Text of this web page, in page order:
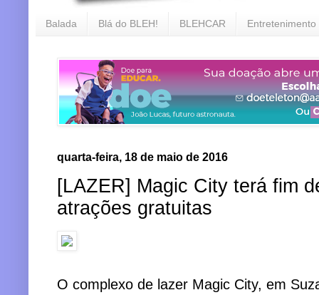
Balada Blá do BLEH! BLEHCAR Entretenimento
quarta-feira, 18 de maio de 2016
[LAZER] Magic City terá fim
atrações gratuitas
O complexo de lazer Magic City, em